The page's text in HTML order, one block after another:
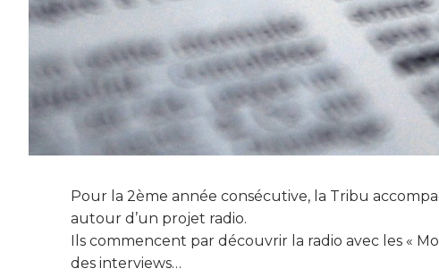
Pour la 2ème année consécutive, la Tribu
autour d’un projet radio.
Ils commencent par découvrir la radio avec les «
des interviews…